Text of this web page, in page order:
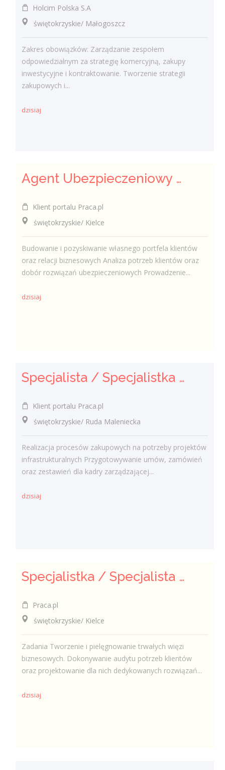
Holcim Polska S.A
świętokrzyskie/ Małogoszcz
Zakres obowiązków: Zarządzanie zespołem
odpowiedzialnym za strategię komercyjną, zakupy
inwestycyjne i kontraktowanie. Tworzenie strategii
zakupowych i...
dzisiaj
Agent Ubezpieczeniowy / Agentka Ubezpieczeniowa
Klient portalu Praca.pl
świętokrzyskie/ Kielce
Budowanie i pozyskiwanie własnego portfela klientów
oraz relacji biznesowych Analiza potrzeb klientów oraz
dobór rozwiązań ubezpieczeniowych Prowadzenie...
dzisiaj
Specjalista / Specjalistka ds. Zakupów
Klient portalu Praca.pl
świętokrzyskie/ Ruda Maleniecka
Realizacja procesów zakupowych na potrzeby projektów
infrastrukturalnych Przygotowywanie umów, zamówień
oraz zestawień dla kadry zarządzającej...
dzisiaj
Specjalistka / Specjalista ds. Sprzedaży ubezpieczeń
Praca.pl
świętokrzyskie/ Kielce
Zadania Tworzenie i pielęgnowanie trwałych więzi
biznesowych. Dokonywanie audytu potrzeb klientów
oraz projektowanie dla nich dedykowanych rozwiązań...
dzisiaj